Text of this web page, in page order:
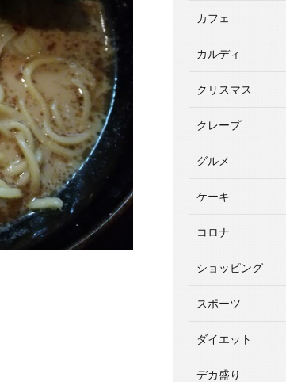
カフェ
カルディ
クリスマス
クレープ
グルメ
ケーキ
コロナ
ショッピング
スポーツ
ダイエット
デカ盛り